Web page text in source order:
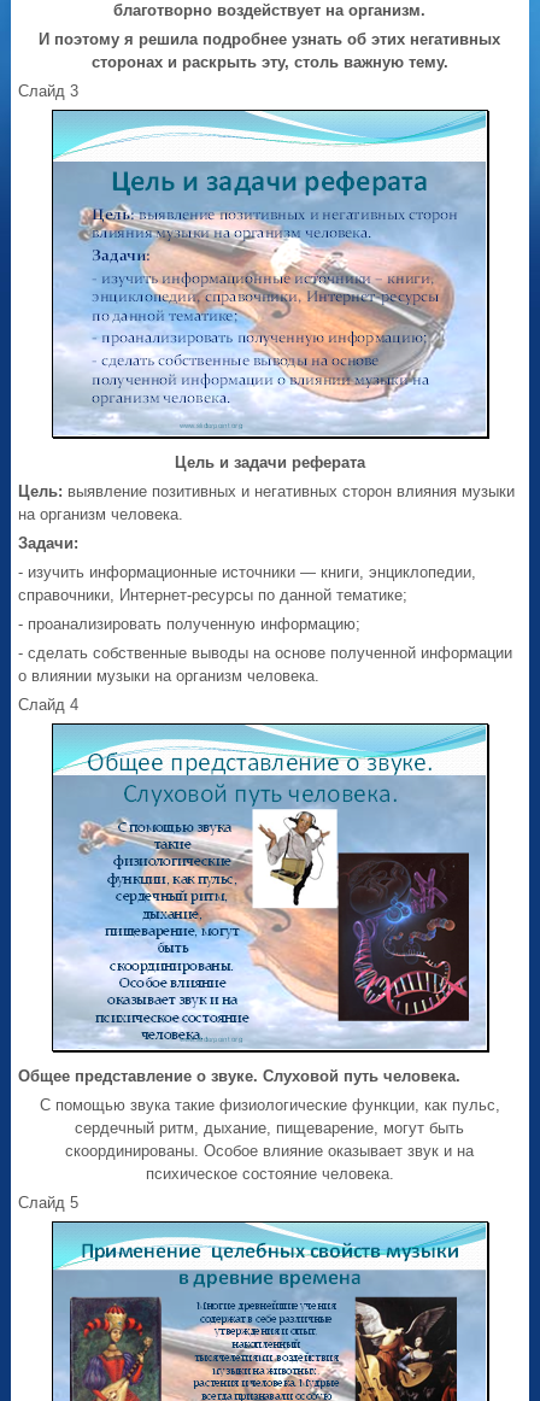
благотворно воздействует на организм.
И поэтому я решила подробнее узнать об этих негативных
сторонах и раскрыть эту, столь важную тему.
Слайд 3
Цель и задачи реферата
Цель: выявление позитивных и негативных сторон влияния музыки
на организм человека.
Задачи:
- изучить информационные источники — книги, энциклопедии,
справочники, Интернет-ресурсы по данной тематике;
- проанализировать полученную информацию;
- сделать собственные выводы на основе полученной информации
о влиянии музыки на организм человека.
Слайд 4
Общее представление о звуке. Слуховой путь человека.
С помощью звука такие физиологические функции, как пульс,
сердечный ритм, дыхание, пищеварение, могут быть
скоординированы. Особое влияние оказывает звук и на
психическое состояние человека.
Слайд 5